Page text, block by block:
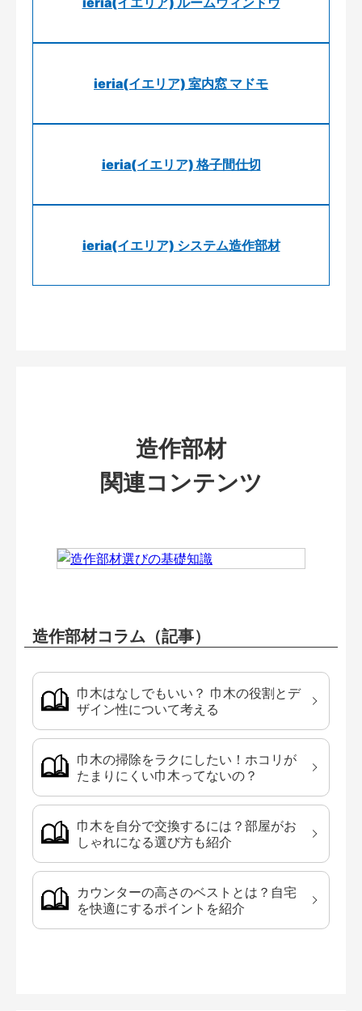
ieria(イエリア) 室内窓 マドモ
ieria(イエリア) 格子間仕切
ieria(イエリア) システム造作部材
造作部材
関連コンテンツ
造作部材コラム（記事）
巾木はなしでもいい？ 巾木の役割とデ
ザイン性について考える
巾木の掃除をラクにしたい！ホコリが
たまりにくい巾木ってないの？
巾木を自分で交換するには？部屋がお
しゃれになる選び方も紹介
カウンターの高さのベストとは？自宅
を快適にするポイントを紹介